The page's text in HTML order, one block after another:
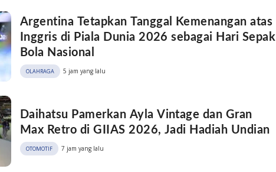
Argentina Tetapkan Tanggal Kemenangan atas
Inggris di Piala Dunia 2026 sebagai Hari Sepak
Bola Nasional
OLAHRAGA 5 jam yang lalu
Daihatsu Pamerkan Ayla Vintage dan Gran
Max Retro di GIIAS 2026, Jadi Hadiah Undian
OTOMOTIF 7 jam yang lalu